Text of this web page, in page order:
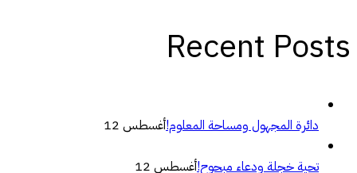
Recent Posts
دائرة المجهول ومساحة المعلوم!أغسطس 12
تحية خجلة ودعاء مبحوح!أغسطس 12